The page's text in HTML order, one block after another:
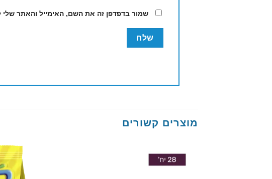
שמור בדפדפן זה את השם, האימייל והאתר
מוצרים קשורים